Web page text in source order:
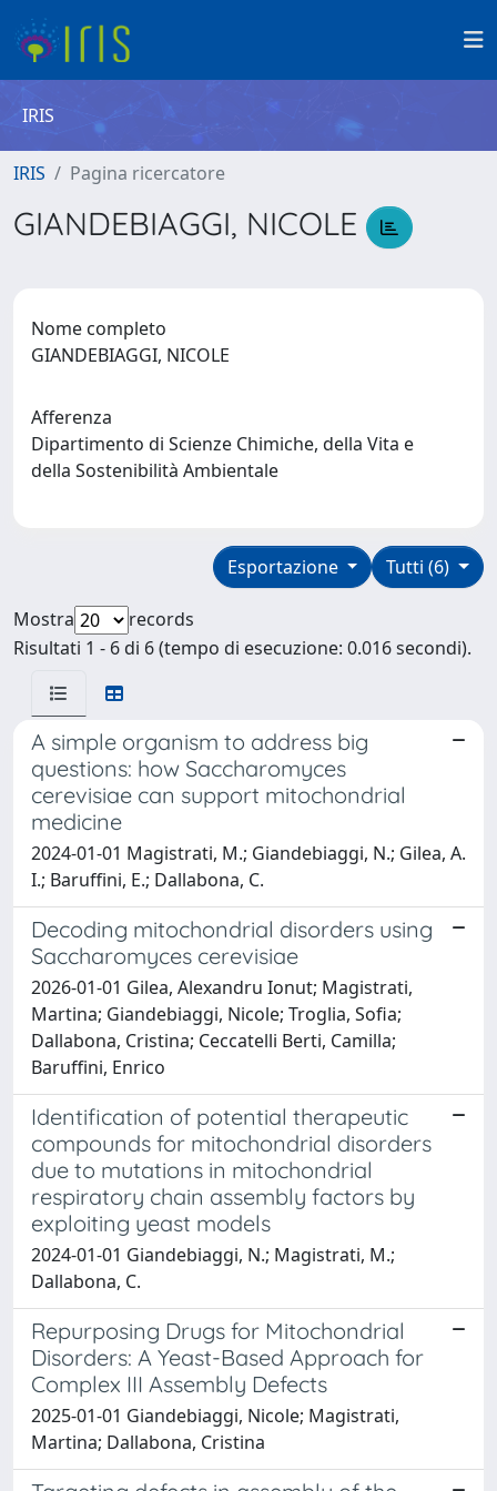
IRIS
IRIS Pagina ricercatore
GIANDEBIAGGI, NICOLE
Nome completo
GIANDEBIAGGI, NICOLE
Afferenza
Dipartimento di Scienze Chimiche, della Vita e
della Sostenibilità Ambientale
Tutti (6)
Esportazione
Mostra
records
Risultati 1 - 6 di 6 (tempo di esecuzione: 0.016 secondi).
A simple organism to address big
questions: how Saccharomyces
cerevisiae can support mitochondrial
medicine
2024-01-01 Magistrati, M.; Giandebiaggi, N.; Gilea, A.
I.; Baruffini, E.; Dallabona, C.
Decoding mitochondrial disorders using
Saccharomyces cerevisiae
2026-01-01 Gilea, Alexandru Ionut; Magistrati,
Martina; Giandebiaggi, Nicole; Troglia, Sofia;
Dallabona, Cristina; Ceccatelli Berti, Camilla;
Baruffini, Enrico
Identification of potential therapeutic
compounds for mitochondrial disorders
due to mutations in mitochondrial
respiratory chain assembly factors by
exploiting yeast models
2024-01-01 Giandebiaggi, N.; Magistrati, M.;
Dallabona, C.
Repurposing Drugs for Mitochondrial
Disorders: A Yeast-Based Approach for
Complex III Assembly Defects
2025-01-01 Giandebiaggi, Nicole; Magistrati,
Martina; Dallabona, Cristina